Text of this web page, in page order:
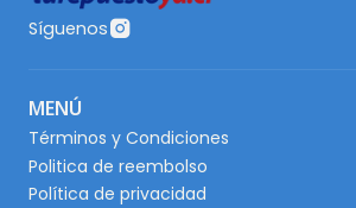
Síguenos
MENÚ
Términos y Condiciones
Politica de reembolso
Política de privacidad